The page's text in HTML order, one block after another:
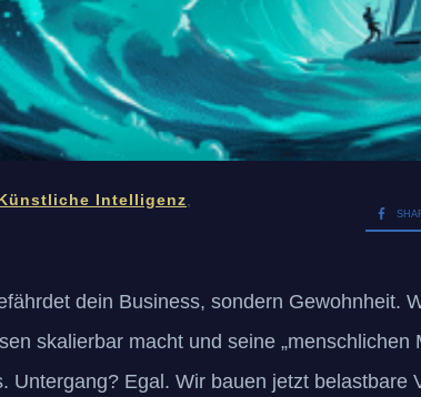
Intelligenz
dein Business, sondern Gewohnheit.
skalierbar macht und seine „menschlichen
Untergang? Egal. Wir bauen jetzt belastbare